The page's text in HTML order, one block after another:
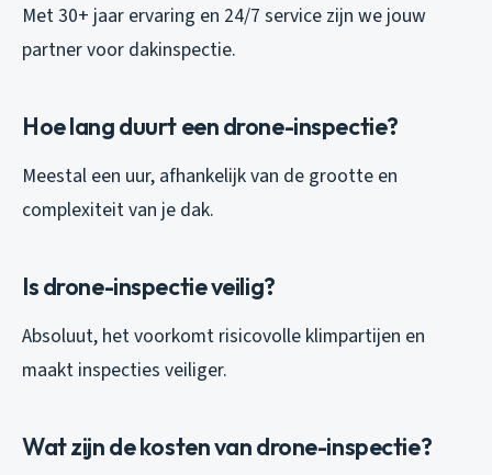
Met 30+ jaar ervaring en 24/7 service zijn we jouw
partner voor dakinspectie.
Hoe lang duurt een drone-inspectie?
Meestal een uur, afhankelijk van de grootte en
complexiteit van je dak.
Is drone-inspectie veilig?
Absoluut, het voorkomt risicovolle klimpartijen en
maakt inspecties veiliger.
Wat zijn de kosten van drone-inspectie?